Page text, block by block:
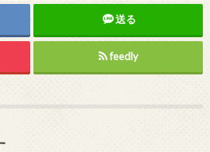
送る
feedly